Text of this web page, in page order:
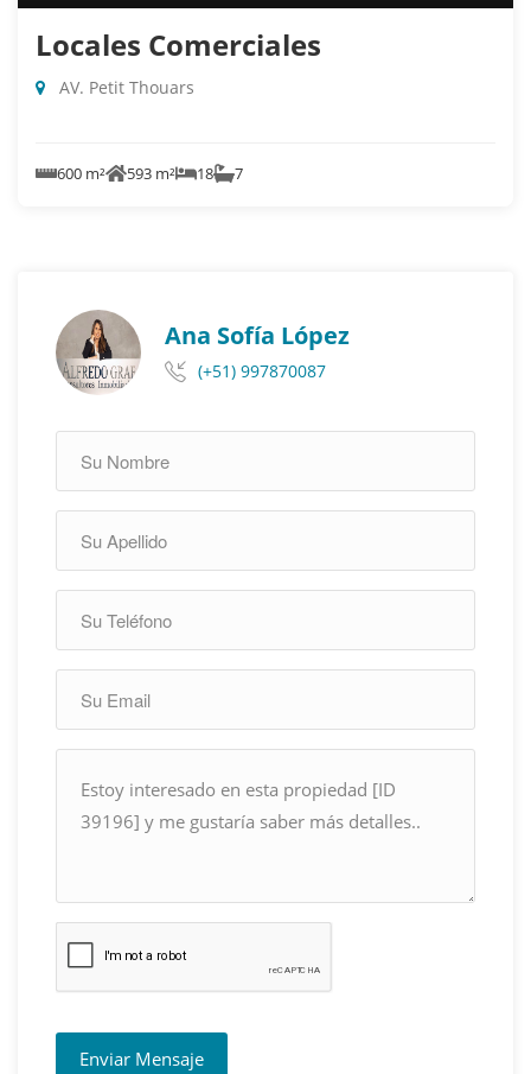
Locales Comerciales
AV. Petit Thouars
600 m² 593 m² 18 7
Ana Sofía López
(+51) 997870087
Enviar Mensaje